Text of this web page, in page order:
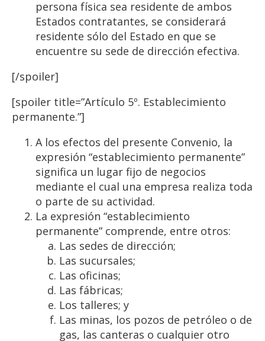
persona física sea residente de ambos
Estados contratantes, se considerará
residente sólo del Estado en que se
encuentre su sede de dirección efectiva.
[/spoiler]
[spoiler title=”Artículo 5º. Establecimiento
permanente.”]
A los efectos del presente Convenio, la
expresión “establecimiento permanente”
significa un lugar fijo de negocios
mediante el cual una empresa realiza toda
o parte de su actividad.
La expresión “establecimiento
permanente” comprende, entre otros:
Las sedes de dirección;
Las sucursales;
Las oficinas;
Las fábricas;
Los talleres; y
Las minas, los pozos de petróleo o de
gas, las canteras o cualquier otro